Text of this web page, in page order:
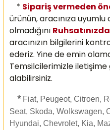
* Sipariş vermeden
ürünün, aracınıza uyumlu
olmadığını
aracınızın bilgilerini
ederiz. Yine de emin
Temsilcilerimizle
alabilirsiniz.
* Fiat, Peugeot, Citroen,
Seat, Skoda, Wolkswagen,
Hyundai, Chevrolet, Kia,